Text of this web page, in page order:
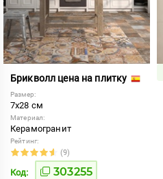
Брикволл цена на плитку
Размер:
7x28 см
Материал:
Керамогранит
Рейтинг:
(9)
Код: 303255